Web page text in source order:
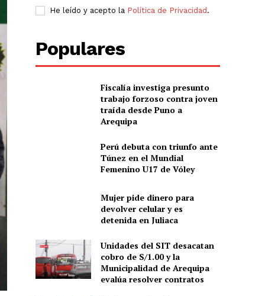
He leído y acepto la Política de Privacidad .
Populares
Fiscalía investiga presunto
trabajo forzoso contra joven
traída desde Puno a
Arequipa
Perú debuta con triunfo ante
Túnez en el Mundial
Femenino U17 de Vóley
Mujer pide dinero para
devolver celular y es
detenida en Juliaca
Unidades del SIT desacatan
cobro de S/1.00 y la
Municipalidad de Arequipa
evalúa resolver contratos